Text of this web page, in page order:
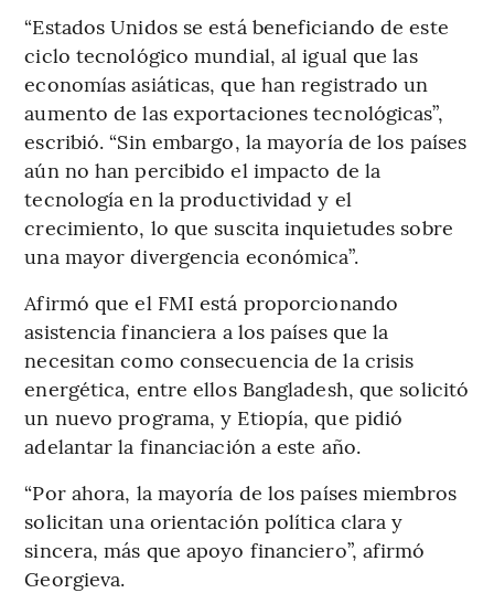
“Estados Unidos se está beneficiando de este
ciclo tecnológico mundial, al igual que las
economías asiáticas, que han registrado un
aumento de las exportaciones tecnológicas”,
escribió. “Sin embargo, la mayoría de los países
aún no han percibido el impacto de la
tecnología en la productividad y el
crecimiento, lo que suscita inquietudes sobre
una mayor divergencia económica”.
Afirmó que el FMI está proporcionando
asistencia financiera a los países que la
necesitan como consecuencia de la crisis
energética, entre ellos Bangladesh, que solicitó
un nuevo programa, y Etiopía, que pidió
adelantar la financiación a este año.
“Por ahora, la mayoría de los países miembros
solicitan una orientación política clara y
sincera, más que apoyo financiero”, afirmó
Georgieva.